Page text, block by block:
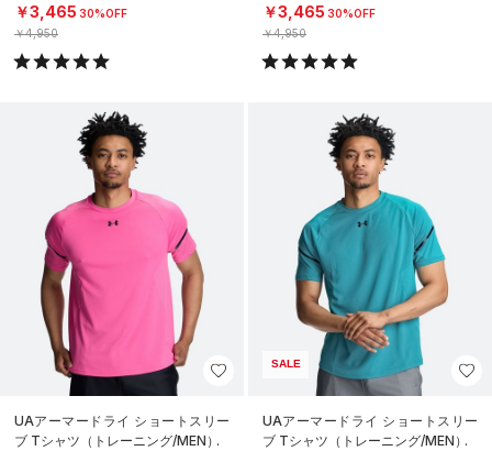
￥3,465 30%OFF
￥4,950
￥3,465 30%OFF
￥4,950
UAアーマードライ ショートスリー
ブ Tシャツ（トレーニング/MEN）
SALE
UAアーマードライ ショートスリー
ブ Tシャツ（トレーニング/MEN）